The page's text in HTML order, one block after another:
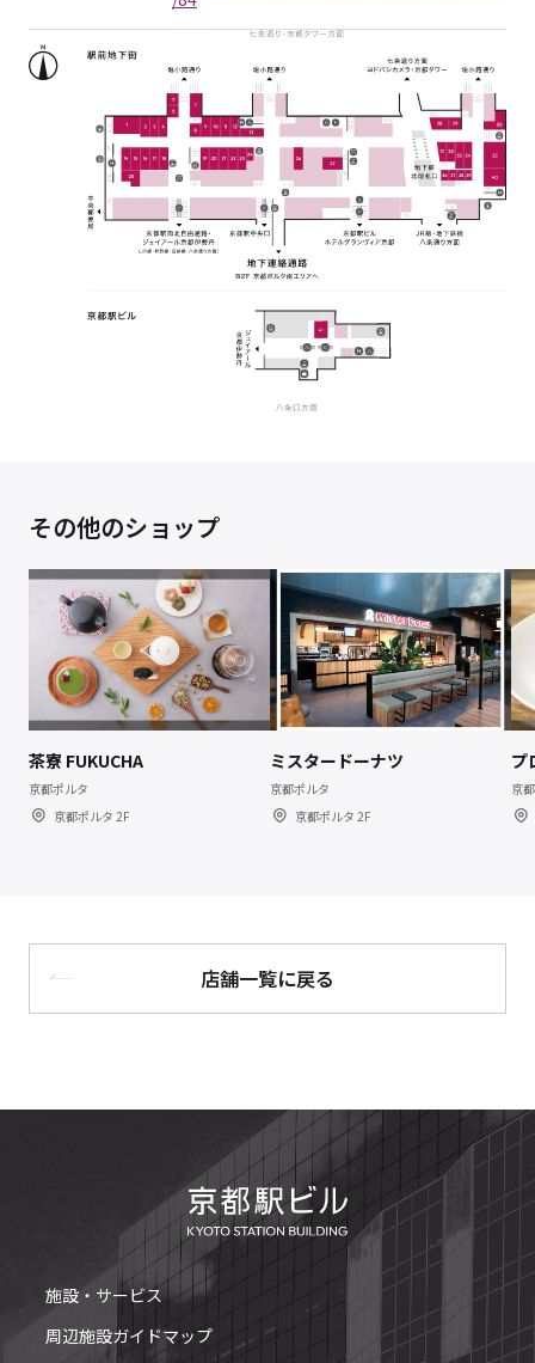
その他のショップ
茶寮 FUKUCHA
京都ポルタ
京都ポルタ 2F
ミスタードーナツ
京都ポルタ
京都ポルタ 2F
プ
京
店舗一覧に戻る
施設・サービス
周辺施設ガイドマップ